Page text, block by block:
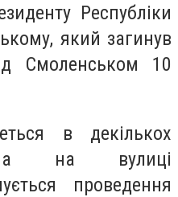
Республіки
який загинув
Смоленськом 10
в декількох
на вулиці
проведення